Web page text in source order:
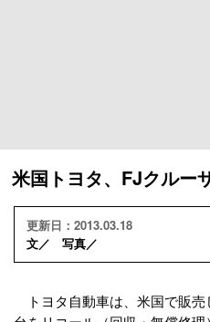
米国トヨタ、FJクルー
更新日：2013.03.18
文／ 写真／
トヨタ自動車は、米国で販売